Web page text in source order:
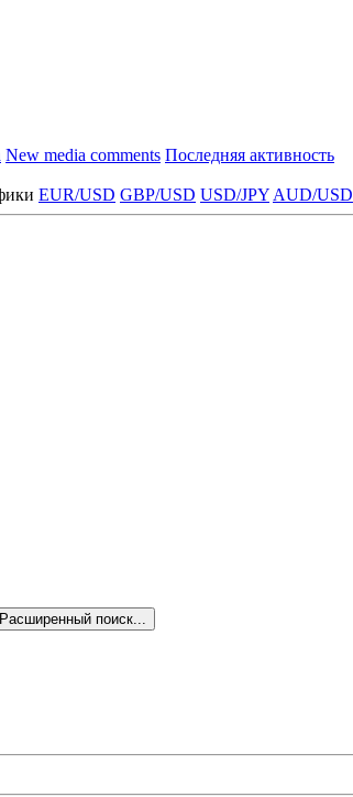
New media comments Последняя активность
EUR/USD GBP/USD USD/JPY AUD/USD
Расширенный поиск...